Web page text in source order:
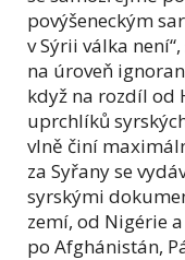
povýšeneckým
v Sýrii válka
na úroveň
když na rozdíl od
uprchlíků
vlně činí
za Syřany se
syrskými
zemí, od Nigérie
po Afghánistán,